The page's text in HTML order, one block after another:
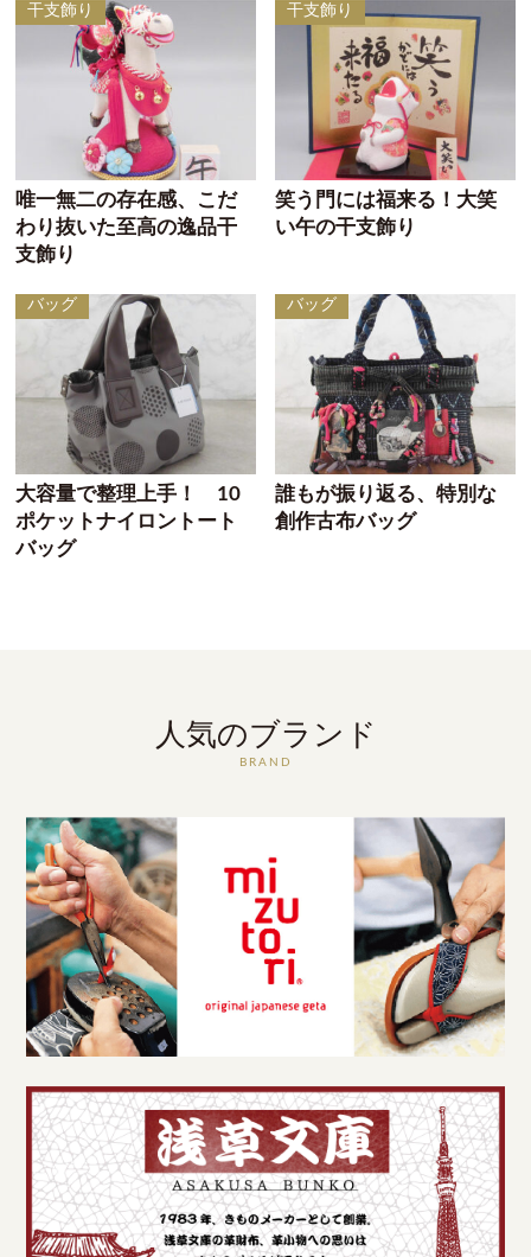
干支飾り
唯一無二の存在感、こだ
わり抜いた至高の逸品干
支飾り
干支飾り
笑う門には福来る！大笑
い午の干支飾り
バッグ
大容量で整理上手！ 10
ポケットナイロントート
バッグ
バッグ
誰もが振り返る、特別な
創作古布バッグ
人気のブランド
BRAND